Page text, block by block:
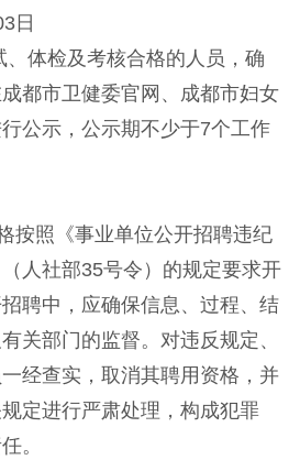
日
、体检及考核合格的人员，确
都市卫健委官网、成都市妇女
公示，公示期不少于7个工作
照《事业单位公开招聘违纪
人社部35号令）的规定要求开
聘中，应确保信息、过程、结
关部门的监督。对违反规定、
经查实，取消其聘用资格，并
定进行严肃处理，构成犯罪
。